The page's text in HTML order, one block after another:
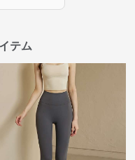
テム